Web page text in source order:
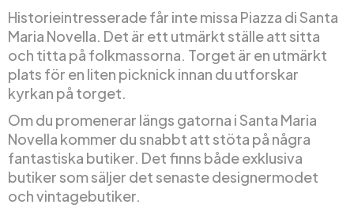
Historieintresserade får inte missa Piazza di Santa
Maria Novella. Det är ett utmärkt ställe att sitta
och titta på folkmassorna. Torget är en utmärkt
plats för en liten picknick innan du utforskar
kyrkan på torget.
Om du promenerar längs gatorna i Santa Maria
Novella kommer du snabbt att stöta på några
fantastiska butiker. Det finns både exklusiva
butiker som säljer det senaste designermodet
och vintagebutiker.